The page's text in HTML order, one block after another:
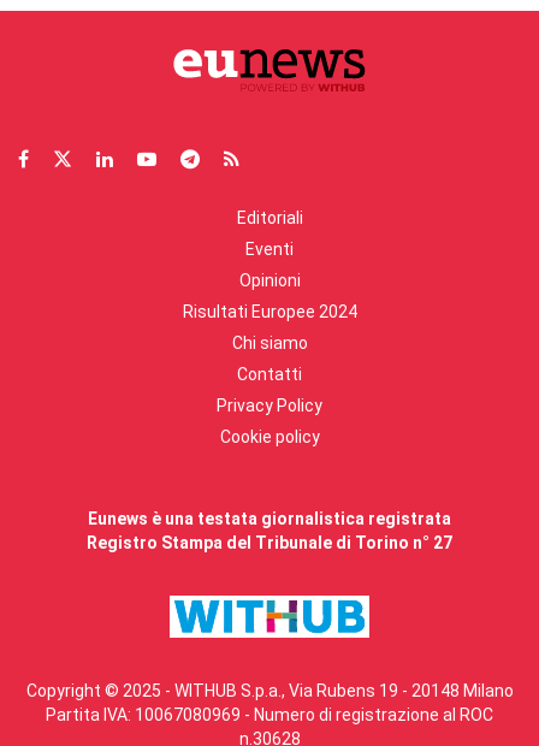
Editoriali
Eventi
Opinioni
Risultati Europee 2024
Chi siamo
Contatti
Privacy Policy
Cookie policy
Eunews è una testata giornalistica registrata
Registro Stampa del Tribunale di Torino n° 27
Copyright © 2025 - WITHUB S.p.a., Via Rubens 19 - 20148 Milano
Partita IVA: 10067080969 - Numero di registrazione al ROC
n.30628